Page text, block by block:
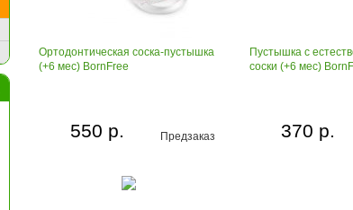
Ортодонтическая соска-пустышка
(+6 мес) BornFree
Предзаказ
550 р.
Пустышка с
соски (+6 мес)
370 р.